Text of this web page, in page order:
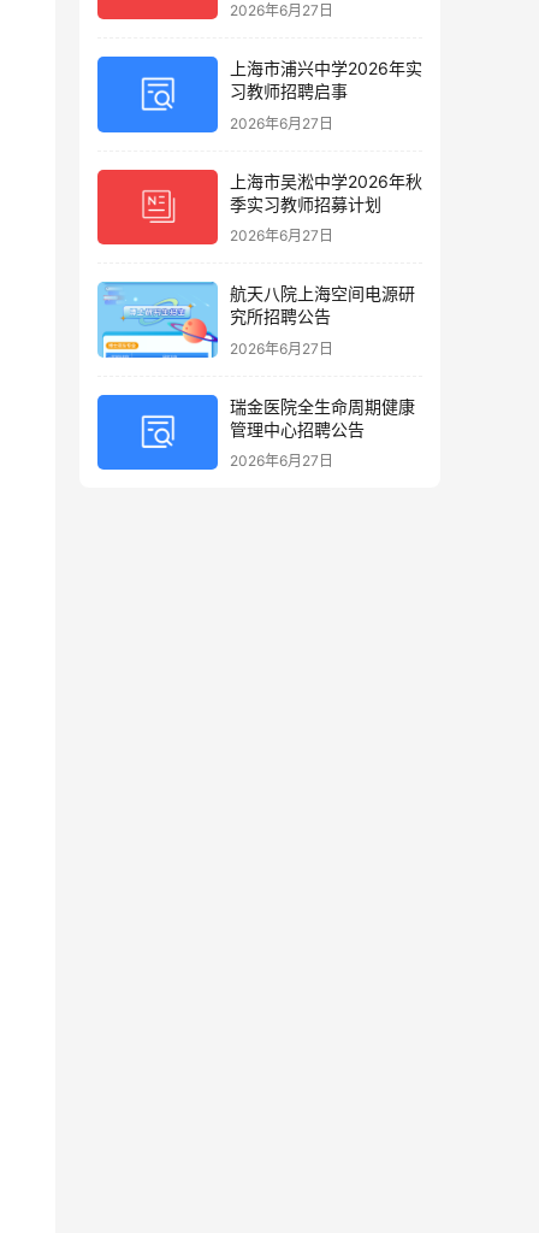
2026年6月27日
上海市浦兴中学2026年实
习教师招聘启事
2026年6月27日
上海市吴淞中学2026年秋
季实习教师招募计划
2026年6月27日
航天八院上海空间电源研
究所招聘公告
2026年6月27日
瑞金医院全生命周期健康
管理中心招聘公告
2026年6月27日